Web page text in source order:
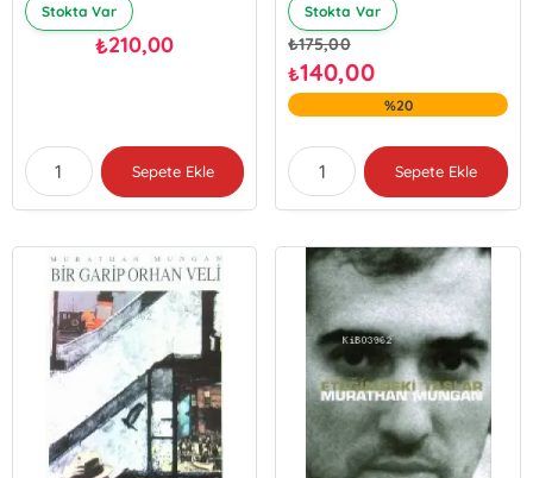
Stokta Var
₺210,00
Sepete Ekle
Stokta Var
₺175,00
₺140,00
%20
Sepete Ekle